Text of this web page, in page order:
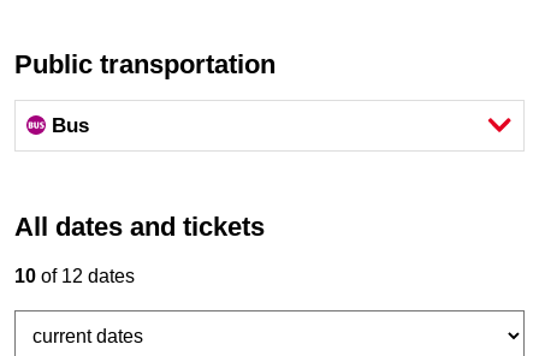
Public transportation
Bus
All dates and tickets
10 of 12 dates